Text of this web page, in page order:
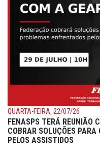
QUARTA-FEIRA, 22/07/26
FENASPS TERÁ REUNIÃO
COBRAR SOLUÇÕES
PELOS ASSISTIDOS